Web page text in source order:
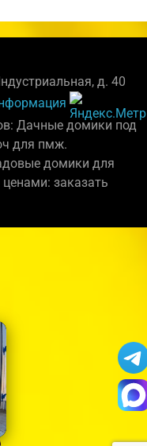
д. 40
Дачные домики под
для пмж.
домики для
заказать